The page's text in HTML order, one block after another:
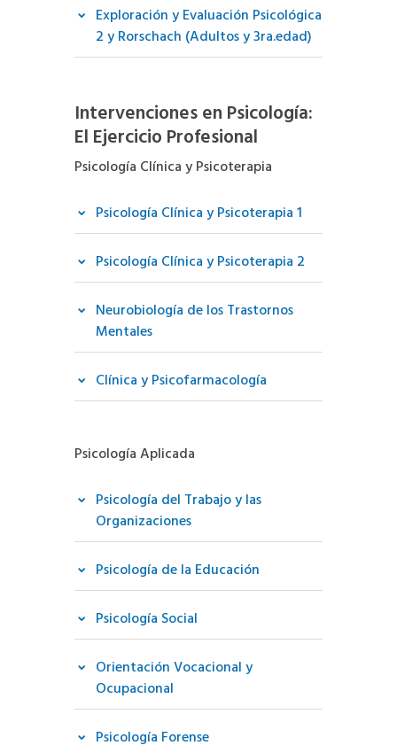
Exploración y Evaluación Psicológica
2 y Rorschach (Adultos y 3ra.edad)
Intervenciones en Psicología:
El Ejercicio Profesional
Psicología Clínica y Psicoterapia
Psicología Clínica y Psicoterapia 1
Psicología Clínica y Psicoterapia 2
Neurobiología de los Trastornos
Mentales
Clínica y Psicofarmacología
Psicología Aplicada
Psicología del Trabajo y las
Organizaciones
Psicología de la Educación
Psicología Social
Orientación Vocacional y
Ocupacional
Psicología Forense